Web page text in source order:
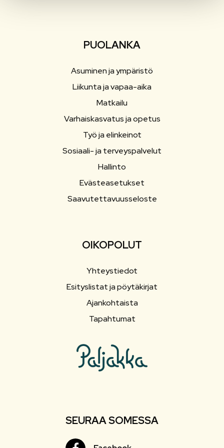
PUOLANKA
Asuminen ja ympäristö
Liikunta ja vapaa-aika
Matkailu
Varhaiskasvatus ja opetus
Työ ja elinkeinot
Sosiaali- ja terveyspalvelut
Hallinto
Evästeasetukset
Saavutettavuusseloste
OIKOPOLUT
Yhteystiedot
Esityslistat ja pöytäkirjat
Ajankohtaista
Tapahtumat
SEURAA SOMESSA